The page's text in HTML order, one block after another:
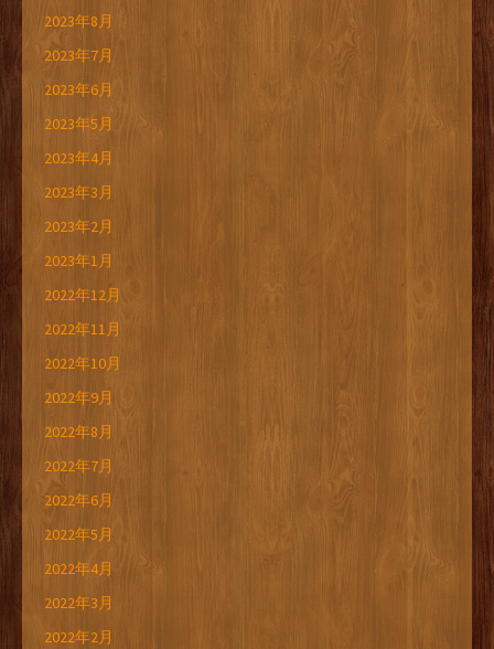
2023年8月
2023年7月
2023年6月
2023年5月
2023年4月
2023年3月
2023年2月
2023年1月
2022年12月
2022年11月
2022年10月
2022年9月
2022年8月
2022年7月
2022年6月
2022年5月
2022年4月
2022年3月
2022年2月